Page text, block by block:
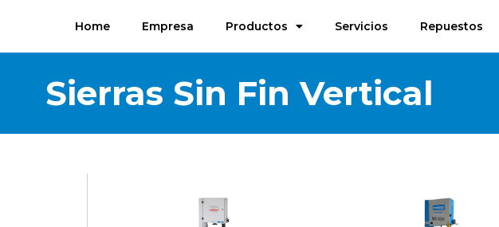
Home Empresa Productos Servicios Repuestos
Sierras Sin Fin Vertical